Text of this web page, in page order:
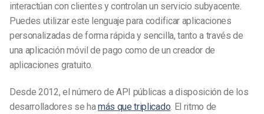
interactúan con clientes y controlan un servicio subyacente.
Puedes utilizar este lenguaje para codificar aplicaciones
personalizadas de forma rápida y sencilla, tanto a través de
una aplicación móvil de pago como de un creador de
aplicaciones gratuito.
Desde 2012, el número de API públicas a disposición de los
desarrolladores se hamás que triplicado. El ritmo de